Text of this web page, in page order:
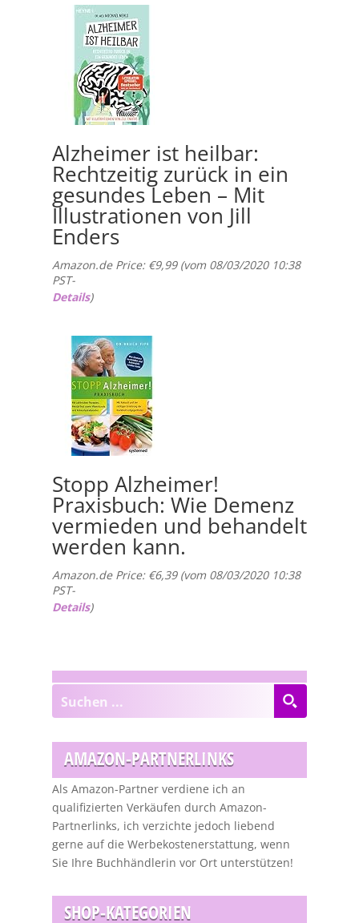
Alzheimer ist heilbar:
Rechtzeitig zurück in ein
gesundes Leben – Mit
Illustrationen von Jill
Enders
Amazon.de Price: €9,99(vom 08/03/2020 10:38
PST-
Details)
Stopp Alzheimer!
Praxisbuch: Wie Demenz
vermieden und behandelt
werden kann.
Amazon.de Price: €6,39(vom 08/03/2020 10:38
PST-
Details)
AMAZON-PARTNERLINKS
Als Amazon-Partner verdiene ich an
qualifizierten Verkäufen durch Amazon-
Partnerlinks, ich verzichte jedoch liebend
gerne auf die Werbekostenerstattung, wenn
Sie Ihre Buchhändlerin vor Ort unterstützen!
SHOP-KATEGORIEN